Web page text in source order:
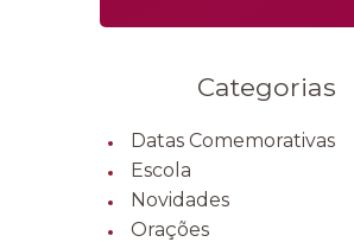
Categorias
Datas Comemorativas
Escola
Novidades
Orações